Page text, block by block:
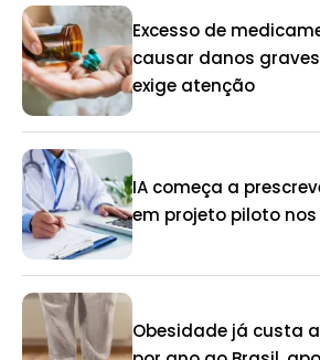
Excesso de
causar danos
exige atenção
IA começa a
em projeto piloto
Obesidade já custa